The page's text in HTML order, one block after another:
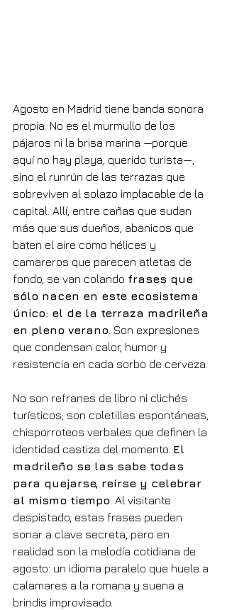
Agosto en Madrid tiene banda sonora
propia. No es el murmullo de los
pájaros ni la brisa marina —porque
aquí no hay playa, querido turista—,
sino el runrún de las terrazas que
sobreviven al solazo implacable de la
capital. Allí, entre cañas que sudan
más que sus dueños, abanicos que
baten el aire como hélices y
camareros que parecen atletas de
fondo, se van colando frases que
sólo nacen en este ecosistema
único: el de la terraza madrileña
en pleno verano . Son expresiones
que condensan calor, humor y
resistencia en cada sorbo de cerveza.
No son refranes de libro ni clichés
turísticos; son coletillas espontáneas,
chisporroteos verbales que definen la
identidad castiza del momento. El
madrileño se las sabe todas
para quejarse, reírse y celebrar
al mismo tiempo . Al visitante
despistado, estas frases pueden
sonar a clave secreta, pero en
realidad son la melodía cotidiana de
agosto: un idioma paralelo que huele a
calamares a la romana y suena a
brindis improvisado.